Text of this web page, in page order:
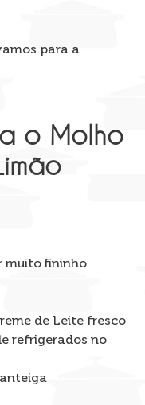
para a
o Molho
muito fininho
de Leite fresco
refrigerados no